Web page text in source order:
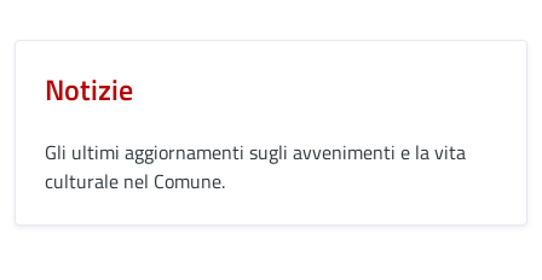
Notizie
Gli ultimi aggiornamenti sugli avvenimenti e la vita
culturale nel Comune.